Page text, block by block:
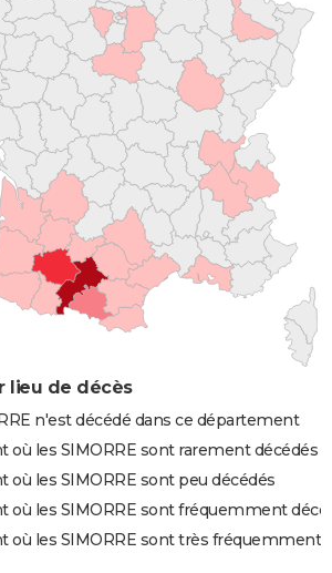
lieu de décès
n'est décédé dans ce département
où les SIMORRE sont rarement décédés
où les SIMORRE sont peu décédés
où les SIMORRE sont fréquemment
où les SIMORRE sont très fréquemment